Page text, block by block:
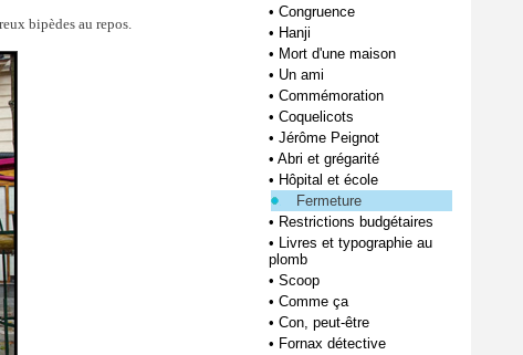
bipèdes au repos.
• Congruence
• Hanji
• Mort d'une maison
• Un ami
• Commémoration
• Coquelicots
• Jérôme Peignot
• Abri et grégarité
• Hôpital et école
Fermeture
• Restrictions budgétaires
• Livres et typographie au
plomb
• Scoop
• Comme ça
• Con, peut-être
• Fornax détective